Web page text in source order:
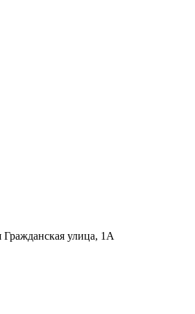
Гражданская улица, 1А